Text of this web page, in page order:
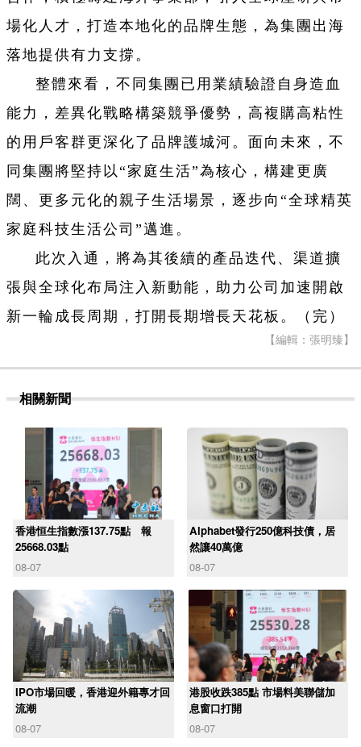
場化人才，打造本地化的品牌生態，為集團出海
落地提供有力支撐。
整體來看，不同集團已用業績驗證自身造血
能力，差異化戰略構築競爭優勢，高複購高粘性
的用戶客群更深化了品牌護城河。面向未來，不
同集團將堅持以“家庭生活”為核心，構建更廣
闊、更多元化的親子生活場景，逐步向“全球精英
家庭科技生活公司”邁進。
此次入通，將為其後續的產品迭代、渠道擴
張與全球化布局注入新動能，助力公司加速開啟
新一輪成長周期，打開長期增長天花板。（完）
【編輯：張明臻】
相關新聞
香港恒生指數漲137.75點 報
25668.03點
08-07
Alphabet發行250億科技債，居
然讓40萬億
08-07
IPO市場回暖，香港迎外籍專才回
流潮
08-07
港股收跌385點 市場料美聯儲加
息窗口打開
08-07